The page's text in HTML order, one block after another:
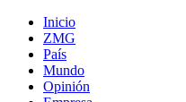
Inicio
ZMG
País
Mundo
Opinión